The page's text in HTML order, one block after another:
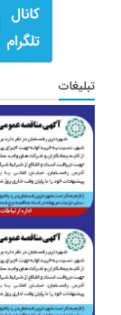
تبلیغات